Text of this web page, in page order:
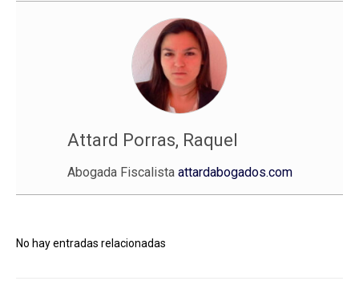
Attard Porras, Raquel
Abogada Fiscalista attardabogados.com
No hay entradas relacionadas